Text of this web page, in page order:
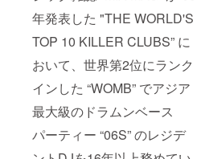
年発表した "THE WORLD'S
TOP 10 KILLER CLUBS” に
おいて、世界第2位にランク
インした “WOMB” でアジア
最大級のドラムンベース
パーティー “06S” のレジデ